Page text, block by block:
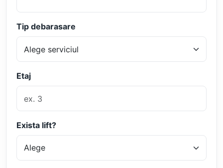
Tip debarasare
Etaj
Exista lift?